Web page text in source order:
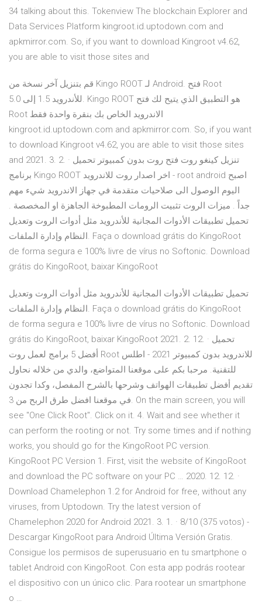
34 talking about this. Tokenview The blockchain Explorer and
Data Services Platform kingroot.id.uptodown.com and
apkmirror.com. So, if you want to download Kingroot v4.62,
you are able to visit those sites and
قم بتنزيل آخر نسخة من Kingo ROOT لـ Android. فتح Root
للأندرويد 1.5 إلى 5.0. Kingo ROOT هو التطبيق الذي يتيح لك فتح
Root الاندرويد الخاص بك بنقرة واحدة فقط
kingroot.id.uptodown.com and apkmirror.com. So, if you want
to download Kingroot v4.62, you are able to visit those sites
and 2021. 3. 2. · تنزيل كينغو روت فتح روت بدون كمبيوتر تحميل
برنامج Kingo ROOT اخر اصدار روت للاندرويد - root android اصبح
اليوم الوصول الى صلاحيات متقدمة في جهاز الاندرويد شيء مهم
جداً . ميزات الروت تثبيت الرومات المطبوخة الجاهزة او المخصصة .
تحميل تطبيقات الأدوات المجانية للأندرويد مثل أدوات الروت وتعديل
النظام وإدارة الملفات. Faça o download grátis do KingoRoot
de forma segura e 100% livre de vírus no Softonic. Download
grátis do KingoRoot, baixar KingoRoot
تحميل تطبيقات الأدوات المجانية للأندرويد مثل أدوات الروت وتعديل
النظام وإدارة الملفات. Faça o download grátis do KingoRoot
de forma segura e 100% livre de vírus no Softonic. Download
grátis do KingoRoot, baixar KingoRoot 2021. 2. 12. · تحميل
أفضل 5 برامج لعمل روت Root للاندرويد بدون كمبيوتر 2021 - اطلس
للتقنية. مرحبا بكم على موقعنا المتواضع، والدي من خلاله نحاول
تقديم أفضل تطبيقات الهواتف وشرحها بالشرح المفصل، وكدا تجدون
في موقعنا افضل طرق الربح من 3. On the main screen, you will
see "One Click Root". Click on it. 4. Wait and see whether it
can perform the rooting or not. Try some times and if nothing
works, you should go for the KingoRoot PC version.
KingoRoot PC Version 1. First, visit the website of KingoRoot
and download the PC software on your PC … 2020. 12. 12. ·
Download Chamelephon 1.2 for Android for free, without any
viruses, from Uptodown. Try the latest version of
Chamelephon 2020 for Android 2021. 3. 1. · 8/10 (375 votos) -
Descargar KingoRoot para Android Última Versión Gratis.
Consigue los permisos de superusuario en tu smartphone o
tablet Android con KingoRoot. Con esta app podrás rootear
el dispositivo con un único clic. Para rootear un smartphone
o …